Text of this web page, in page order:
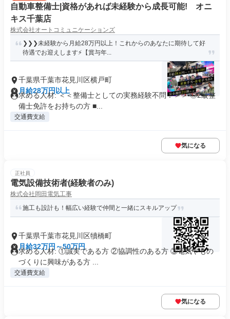
自動車整備士|資格があれば未経験から成長可能! オニ
キス千葉店
株式会社オートコミュニケーションズ
❯❯❯未経験から月給28万円以上！これからのあなたに期待して好
待遇でお迎えします⚡【賞与年...
千葉県千葉市花見川区横戸町
月給28万円以上
求める人材: ＜＜整備士としての実務経験不問！＞＞ ◎2級整
備士免許をお持ちの方 ■...
交通費支給
気になる
正社員
電気設備技術者(経験者のみ)
株式会社岡田電気工事
施工も設計も！幅広い経験で仲間と一緒にスキルアップ
千葉県千葉市花見川区犢橋町
月給32万円～50万円
求める人材: ①誠実である方 ②協調性のある方 ③電気やもの
づくりに興味がある方 ...
交通費支給
気になる